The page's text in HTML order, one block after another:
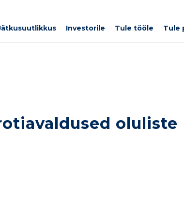
Investorile Tule tööle Tule
oluliste